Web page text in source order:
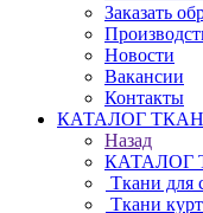
Заказать
Новости
Вакансии
Контакты
КАТАЛОГ
Назад
КАТАЛОГ
Ткани для
Ткани